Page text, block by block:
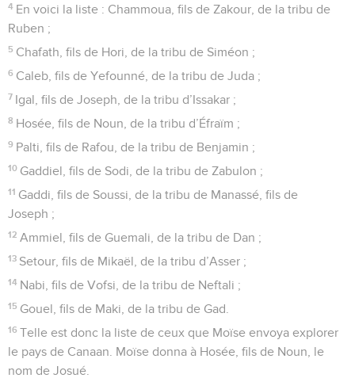
4 En voici la liste : Chammoua, fils de Zakour, de la tribu de
Ruben ;
5 Chafath, fils de Hori, de la tribu de Siméon ;
6 Caleb, fils de Yefounné, de la tribu de Juda ;
7 Igal, fils de Joseph, de la tribu d’Issakar ;
8 Hosée, fils de Noun, de la tribu d’Éfraïm ;
9 Palti, fils de Rafou, de la tribu de Benjamin ;
10 Gaddiel, fils de Sodi, de la tribu de Zabulon ;
11 Gaddi, fils de Soussi, de la tribu de Manassé, fils de
Joseph ;
12 Ammiel, fils de Guemali, de la tribu de Dan ;
13 Setour, fils de Mikaël, de la tribu d’Asser ;
14 Nabi, fils de Vofsi, de la tribu de Neftali ;
15 Gouel, fils de Maki, de la tribu de Gad.
16 Telle est donc la liste de ceux que Moïse envoya explorer
le pays de Canaan. Moïse donna à Hosée, fils de Noun, le
nom de Josué.